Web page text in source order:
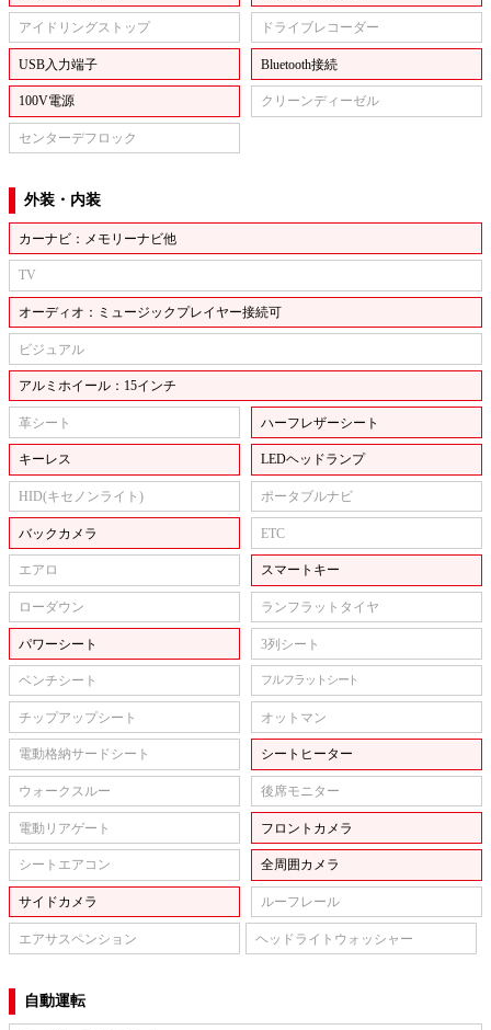
アイドリングストップ ドライブレコーダー
USB入力端子 Bluetooth接続
100V電源 クリーンディーゼル
センターデフロック
外装・内装
カーナビ：メモリーナビ他
TV
オーディオ：ミュージックプレイヤー接続可
ビジュアル
アルミホイール：15インチ
革シート ハーフレザーシート
キーレス LEDヘッドランプ
HID(キセノンライト) ポータブルナビ
バックカメラ ETC
エアロ スマートキー
ローダウン ランフラットタイヤ
パワーシート 3列シート
ベンチシート フルフラットシート
チップアップシート オットマン
電動格納サードシート シートヒーター
ウォークスルー 後席モニター
電動リアゲート フロントカメラ
シートエアコン 全周囲カメラ
サイドカメラ ルーフレール
エアサスペンション ヘッドライトウォッシャー
自動運転